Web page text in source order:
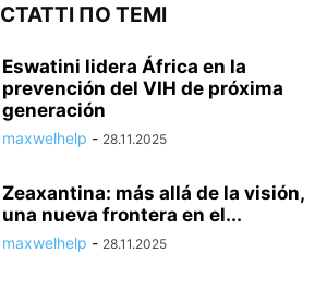
СТАТТІ ПО ТЕМІ
Eswatini lidera África en la
prevención del VIH de próxima
generación
maxwelhelp - 28.11.2025
Zeaxantina: más allá de la visión,
una nueva frontera en el...
maxwelhelp - 28.11.2025